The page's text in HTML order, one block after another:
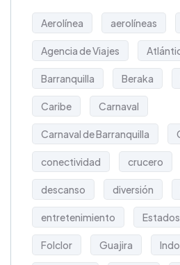
Aerolínea aerolíneas
Agencia de Viajes
Barranquilla Beraka
Caribe Carnaval
Carnaval de Barranquilla
conectividad crucero
descanso diversión
entretenimiento
Folclor Guajira